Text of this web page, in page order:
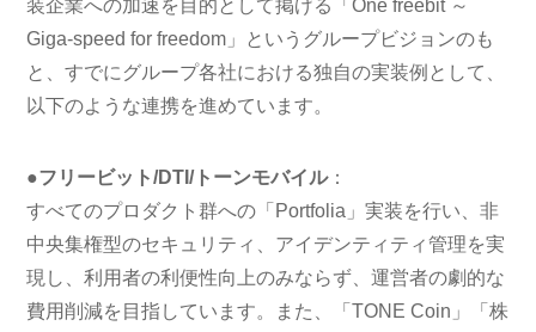
装企業への加速を目的として掲げる「One freebit ～
Giga-speed for freedom」というグループビジョンのも
と、すでにグループ各社における独自の実装例として、
以下のような連携を進めています。
●フリービット/DTI/トーンモバイル：
すべてのプロダクト群への「Portfolia」実装を行い、非
中央集権型のセキュリティ、アイデンティティ管理を実
現し、利用者の利便性向上のみならず、運営者の劇的な
費用削減を目指しています。また、「TONE Coin」「株